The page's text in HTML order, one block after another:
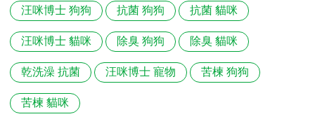
汪咪博士 狗狗
抗菌 狗狗 抗菌 貓咪
汪咪博士 貓咪 除臭 狗狗 除臭 貓咪
乾洗澡 抗菌 汪咪博士 寵物 苦楝 狗狗
苦楝 貓咪